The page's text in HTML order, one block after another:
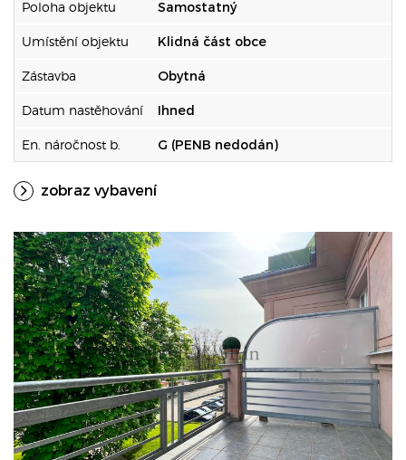
Poloha objektu Samostatný
Umístění objektu Klidná část obce
Zástavba Obytná
Datum nastěhování Ihned
En. náročnost b. G (PENB nedodán)
zobraz vybavení